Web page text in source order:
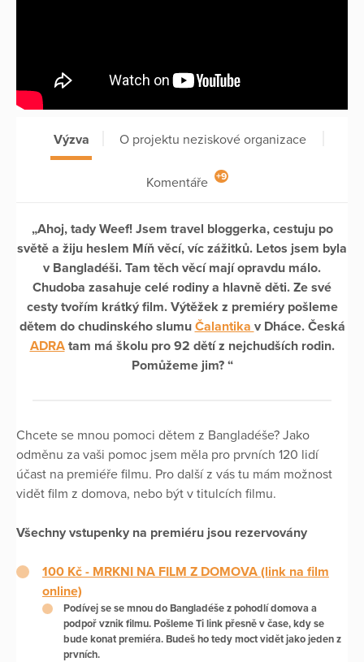
Výzva O projektu neziskové organizace
Komentáře +9
„Ahoj, tady Weef! Jsem travel bloggerka, cestuju po
světě a žiju heslem Míň věcí, víc zážitků. Letos jsem byla
v Bangladéši. Tam těch věcí mají opravdu málo.
Chudoba zasahuje celé rodiny a hlavně děti. Ze své
cesty tvořím krátký film. Výtěžek z premiéry pošleme
dětem do chudinského slumu Čalantika v Dháce. Česká
ADRAtam má školu pro 92 dětí z nejchudších rodin.
Pomůžeme jim? “
Chcete se mnou pomoci dětem z Bangladéše? Jako
odměnu za vaši pomoc jsem měla pro prvních 120 lidí
účast na premiéře filmu. Pro další z vás tu mám možnost
vidět film z domova, nebo být v titulcích filmu.
Všechny vstupenky na premiéru jsou rezervovány
100 Kč - MRKNI NA FILM Z DOMOVA (link na film
online)
Podívej se se mnou do Bangladéše z pohodlí domova a
podpoř vznik filmu. Pošleme Ti link přesně v čase, kdy se
bude konat premiéra. Budeš ho tedy moct vidět jako jeden z
prvních.